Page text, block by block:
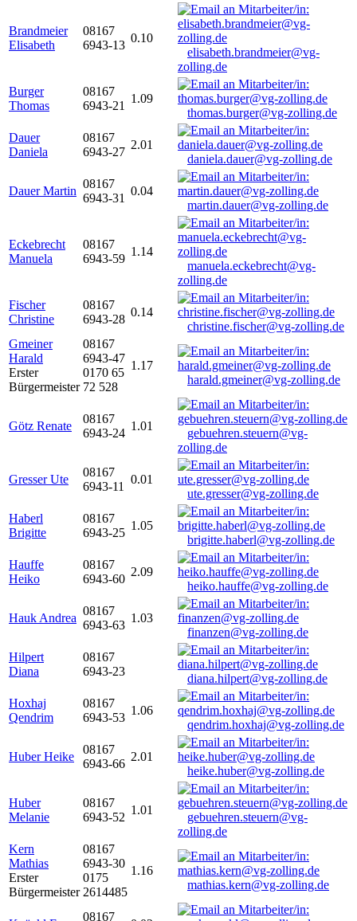
Brandmeier
Elisabeth
08167
6943-13
0.10
elisabeth.brandmeier@vg-
zolling.de
Burger
Thomas
08167
6943-21
1.09
thomas.burger@vg-zolling.de
Dauer
Daniela
08167
6943-27
2.01
daniela.dauer@vg-zolling.de
Dauer Martin
08167
6943-31
0.04
martin.dauer@vg-zolling.de
Eckebrecht
Manuela
08167
6943-59
1.14
manuela.eckebrecht@vg-
zolling.de
Fischer
Christine
08167
6943-28
0.14
christine.fischer@vg-zolling.de
Gmeiner
Harald
Erster
Bürgermeister
08167
6943-47
0170 65
72 528
1.17
harald.gmeiner@vg-zolling.de
Götz Renate
08167
6943-24
1.01
gebuehren.steuern@vg-
zolling.de
Gresser Ute
08167
6943-11
0.01
ute.gresser@vg-zolling.de
Haberl
Brigitte
08167
6943-25
1.05
brigitte.haberl@vg-zolling.de
Hauffe
Heiko
08167
6943-60
2.09
heiko.hauffe@vg-zolling.de
Hauk Andrea
08167
6943-63
1.03
finanzen@vg-zolling.de
Hilpert
Diana
08167
6943-23
diana.hilpert@vg-zolling.de
Hoxhaj
Qendrim
08167
6943-53
1.06
qendrim.hoxhaj@vg-zolling.de
Huber Heike
08167
6943-66
2.01
heike.huber@vg-zolling.de
Huber
Melanie
08167
6943-52
1.01
gebuehren.steuern@vg-
zolling.de
Kern
Mathias
Erster
Bürgermeister
08167
6943-30
0175
2614485
1.16
mathias.kern@vg-zolling.de
08167